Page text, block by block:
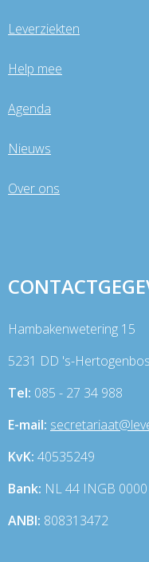
Leverziekten
Help mee
Agenda
Nieuws
Over ons
Hambakenwetering 15
5231 DD 's-
Tel: 085 - 27 34 988
E-mail: taairaterces
KvK: 40535249
Bank: NL 44 INGB
ANBI: 808313472